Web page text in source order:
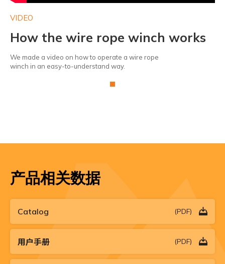
VIDEO
How the wire rope winch works
We made a video on how to operate a wire rope
winch in an easy-to-understand way.
产品相关数据
Catalog (PDF)
用户手册 (PDF)